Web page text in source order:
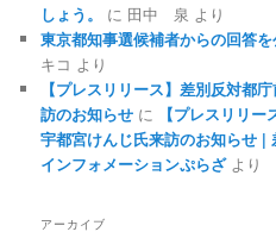
しょう。
に 田中 泉 より
東京都知事選候補者からの回答を
キコ より
【プレスリリース】差別反対
訪のお知らせ に
【プレスリリ
宇都宮けんじ氏来訪のお知らせ
インフォメーションぷらざより
アーカイブ